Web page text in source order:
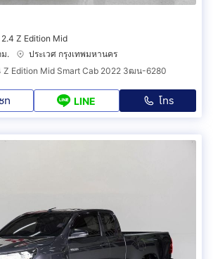
Z Edition Mid
ม.
ประเวศ กรุงเทพมหานคร
Z Edition Mid Smart Cab 2022 3ฒน-6280
ท LINE โทร